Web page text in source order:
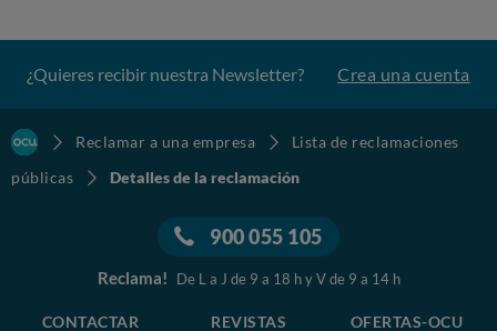
¿Quieres recibir nuestra Newsletter? Crea una cuenta
Reclamar a una empresa
Lista de reclamaciones
públicas
Detalles de la reclamación
900 055 105
Reclama! De L a J de 9 a 18 h y V de 9 a 14 h
CONTACTAR REVISTAS OFERTAS-OCU